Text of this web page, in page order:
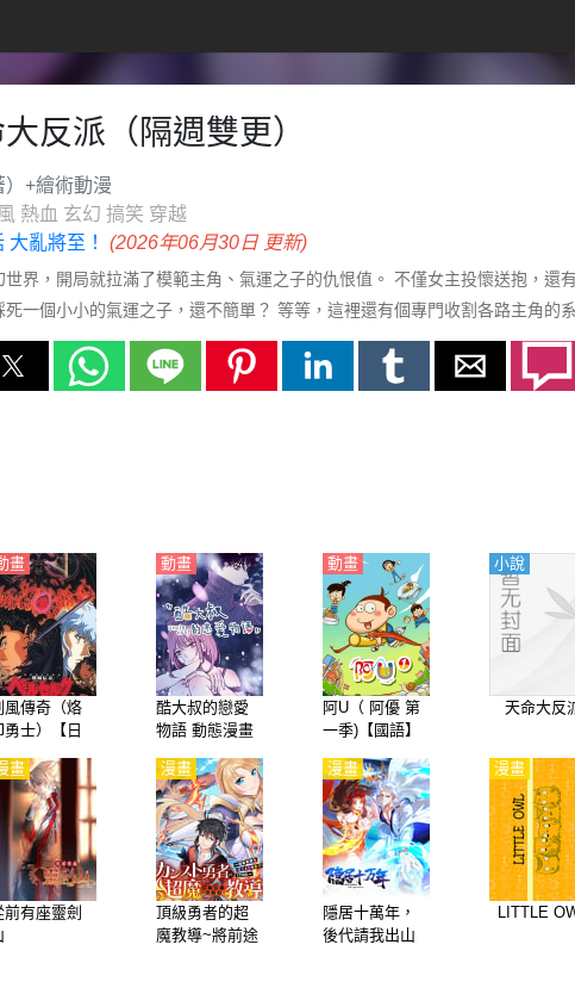
反派（隔週雙更）
）+繪術動漫
熱血 玄幻 搞笑 穿越
大亂將至！ (2026年06月30日 更新)
世界，開局就拉滿了模範主角、氣運之子的仇恨值。 不僅女主投懷送抱，還
一個小小的氣運之子，還不簡單？ 等等，這裡還有個專門收割各路主角的
上越走越遠啊！
風傳奇（烙
勇士）【日
畫
酷大叔的戀愛
物語 動態漫畫
動畫
阿U（ 阿優 第
一季)【國語】
動畫
天命大反
小說
前有座靈劍
畫
頂級勇者的超
魔教導~將前途
漫畫
隱居十萬年，
後代請我出山
漫畫
LITTLE
漫畫